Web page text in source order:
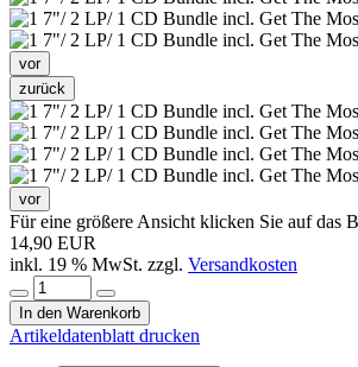
vor
zurück
vor
Für eine größere Ansicht klicken Sie auf das
14,90 EUR
inkl. 19 % MwSt. zzgl. Versandkosten
In den Warenkorb
Artikeldatenblatt drucken